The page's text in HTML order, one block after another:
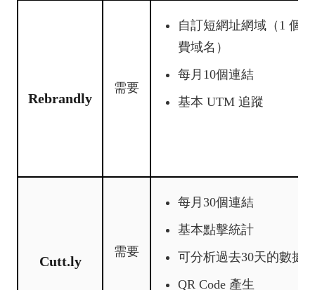
Rebrandly
需要
自訂短網址網域（1 個免
費域名）
每月10個連結
基本 UTM 追蹤
Cutt.ly
需要
每月30個連結
基本點擊統計
可分析過去30天的數據
QR Code 產生